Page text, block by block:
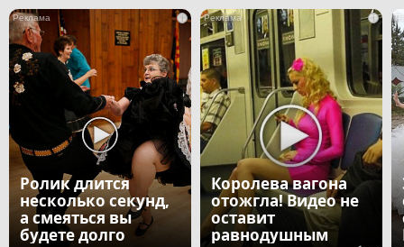
i
Ролик длится
несколько секунд,
а смеяться вы
будете долго
i
Королева вагона
отожгла! Видео не
оставит
равнодушным